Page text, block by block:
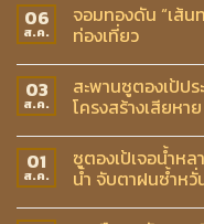
06
ส.ค.
จอมทองดัน “เส้น
ท่องเที่ยว
03
ส.ค.
สะพานซูตองเป้ป
โครงสร้างเสียหา
01
ส.ค.
ซูตองเป้เจอน้ำห
น้ำ จับตาฝนซ้ำห